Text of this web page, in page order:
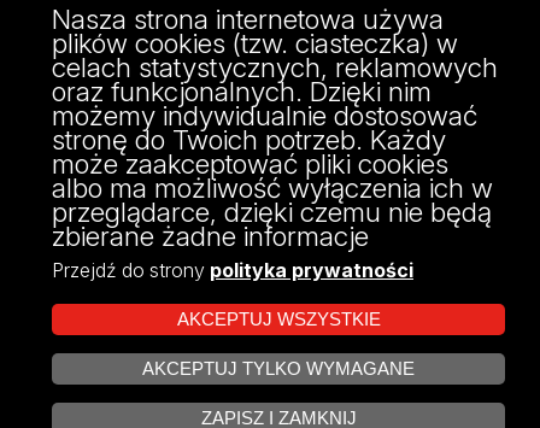
ul. Kamińskiego 27a
90-219 Łódź
Projekt Multiportalu UŁ współfinansowany z funduszy Unii Europejskiej w
ramach konkursu NCBR
Nasza strona internetowa używa
plików cookies (tzw. ciasteczka) w
celach statystycznych, reklamowych
oraz funkcjonalnych. Dzięki nim
możemy indywidualnie dostosować
stronę do Twoich potrzeb. Każdy
może zaakceptować pliki cookies
albo ma możliwość wyłączenia ich w
przeglądarce, dzięki czemu nie będą
zbierane żadne informacje
Przejdź do strony polityka prywatności
AKCEPTUJ WSZYSTKIE
AKCEPTUJ TYLKO WYMAGANE
ZAPISZ I ZAMKNIJ
ZARZĄDZAJ COOKIES